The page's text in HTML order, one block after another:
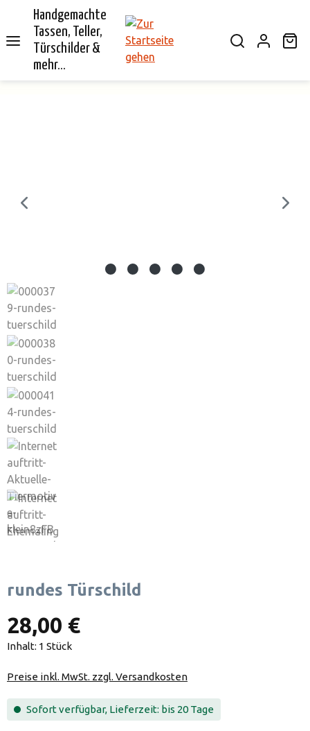
springen
Handgemachte
Tassen, Teller,
Türschilder &
mehr...
rundes Türschild
28,00 €
Inhalt: 1 Stück
Preise inkl. MwSt. zzgl. Versandkosten
Sofort verfügbar, Lieferzeit: bis 20 Tage